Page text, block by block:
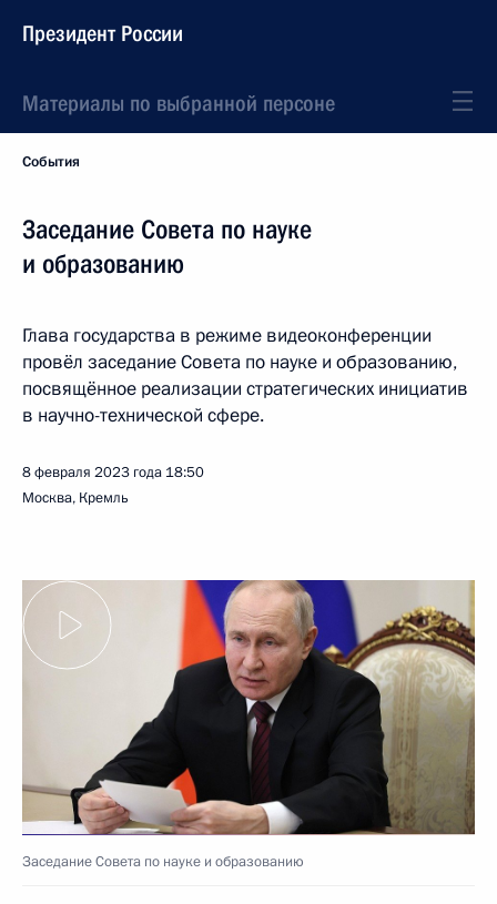
Президент России
Материалы по выбранной персоне
События
Заседание Совета по науке
и образованию
Глава государства в режиме видеоконференции
провёл заседание Совета по науке и образованию,
посвящённое реализации стратегических инициатив
в научно-технической сфере.
8 февраля 2023 года 18:50
Москва, Кремль
Заседание Совета по науке и образованию